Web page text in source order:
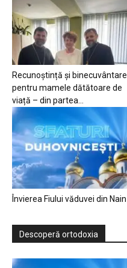
Recunoștință și binecuvântare
pentru mamele dătătoare de
viață – din partea...
Învierea Fiului văduvei din Nain
Descoperă ortodoxia